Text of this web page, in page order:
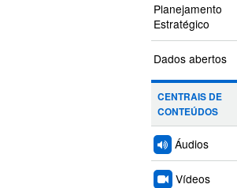
Planejamento
Estratégico
Dados abertos
CENTRAIS DE
CONTEÚDOS
Áudios
Vídeos